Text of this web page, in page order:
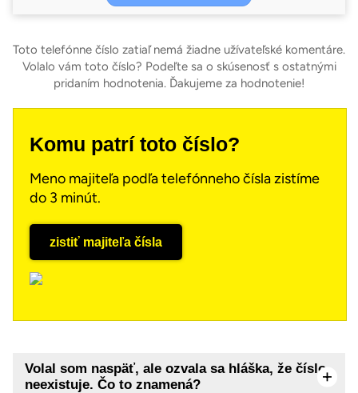
Toto telefónne číslo zatiaľ nemá žiadne užívateľské komentáre.
Volalo vám toto číslo? Podeľte sa o skúsenosť s ostatnými
pridaním hodnotenia. Ďakujeme za hodnotenie!
Komu patrí toto číslo?
Meno majiteľa podľa telefónneho čísla zistíme
do 3 minút.
zistiť majiteľa čísla
Volal som naspäť, ale ozvala sa hláška, že číslo
neexistuje. Čo to znamená?